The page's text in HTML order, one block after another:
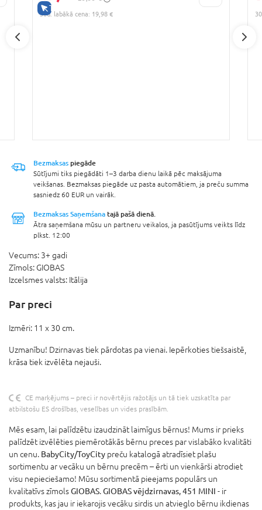
TIKAI TIEŠSAISTĒ
30d. labākā cena: 19,98 €
Bezmaksas piegāde
Sūtījumi tiks piegādāti 1–3 darba dienu laikā pēc maksājuma
veikšanas. Bezmaksas piegāde uz pasta automātiem, ja preču summa
sasniedz 60 EUR un vairāk.
Bezmaksas Saņemšana tajā pašā dienā.
Ātra saņemšana mūsu un partneru veikalos, ja pasūtījums veikts līdz
plkst. 12:00
Vecums: 3+ gadi
Zīmols: GIOBAS
Izcelsmes valsts: Itālija
Par preci
Izmēri: 11 x 30 cm.
Uzmanību! Dzirnavas tiek pārdotas pa vienai. Iepērkoties tiešsaistē,
krāsa tiek izvēlēta nejauši.
CE marķējums – preci ir novērtējis ražotājs un tā tiek uzskatīta par
atbilstošu ES drošības, veselības un vides prasībām.
Mēs esam, lai palīdzētu izaudzināt laimīgus bērnus! Mums ir prieks
palīdzēt izvēlēties piemērotākās bērnu preces par vislabāko kvalitāti
un cenu. BabyCity/ToyCity preču katalogā atradīsiet plašu
sortimentu ar vecāku un bērnu precēm – ērti un vienkārši atrodiet
visu nepieciešamo! Mūsu sortimentā pieejams populārs un
kvalitatīvs zīmolsGIOBAS.GIOBAS vējdzirnavas, 451 MINI - ir
produkts, kas jau ir iekarojis vecāku sirdis un atvieglo bērnu ikdienas